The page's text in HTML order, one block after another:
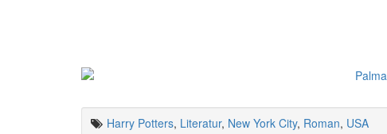
Harry Potters, Literatur, New York City, Roman, USA